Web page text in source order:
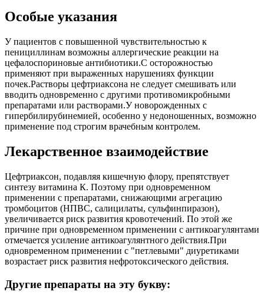
Особые указания
У пациентов с повышенной чувствительностью к
пенициллинам возможны аллергические реакции на
цефалоспориновые антибиотики.С осторожностью
применяют при выраженных нарушениях функции
почек.Растворы цефтриаксона не следует смешивать или
вводить одновременно с другими противомикробными
препаратами или растворами.У новорожденных с
гипербилирубинемией, особенно у недоношенных, возможно
применение под строгим врачебным контролем.
Лекарственное взаимодействие
Цефтриаксон, подавляя кишечную флору, препятствует
синтезу витамина К. Поэтому при одновременном
применении с препаратами, снижающими агрегацию
тромбоцитов (НПВС, салицилаты, сульфинпиразон),
увеличивается риск развития кровотечений. По этой же
причине при одновременном применении с антикоагулянтами
отмечается усиление антикоагулянтного действия.При
одновременном применении с "петлевыми" диуретиками
возрастает риск развития нефротоксического действия.
Другие препараты на эту букву: